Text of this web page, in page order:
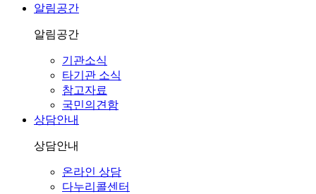
알림공간
알림공간
기관소식
타기관 소식
참고자료
국민의견함
상담안내
상담안내
온라인 상담
다누리콜센터